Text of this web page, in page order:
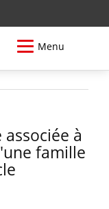
Menu
à
famille